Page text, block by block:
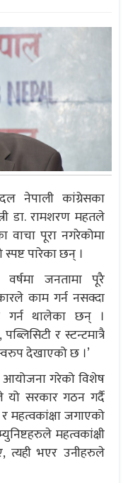
नेपाली कांग्रेसका
डा. रामशरण महतले
वाचा पूरा नगरेकोमा
पारेका छन् ।
जनतामा पूरै
काम गर्न नसक्दा
गर्न थालेका छन् ।
र स्टन्टमात्रै
देखाएको छ ।’
आयोजना गरेको विशेष
यो सरकार गठन गर्दै
जगाएको
महत्वकांक्षी
त्यही भएर उनीहरुले